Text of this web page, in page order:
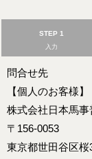
STEP 1
入力
問合せ先
【個人のお客様】
株式会社日本馬
〒156-0053
東京都世田谷区